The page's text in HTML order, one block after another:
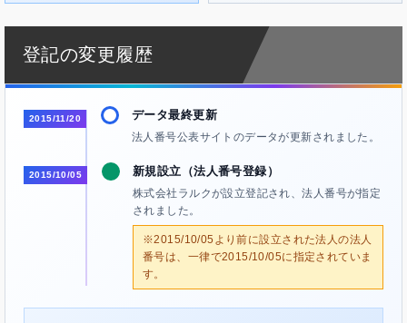
登記の変更履歴
2015/11/20 データ最終更新
法人番号公表サイトのデータが更新されました。
2015/10/05 新規設立（法人番号登録）
株式会社ラルクが設立登記され、法人番号が指定
されました。
※2015/10/05より前に設立された法人の法人
番号は、一律で2015/10/05に指定されていま
す。